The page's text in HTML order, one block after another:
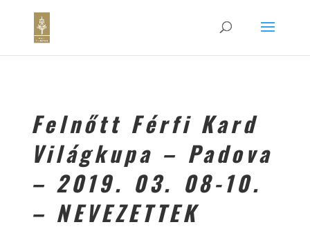
Felnőtt Férfi Kard
Világkupa – Padova
– 2019. 03. 08-10.
– NEVEZETTEK